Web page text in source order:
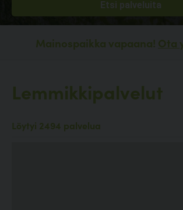
Mainospaikka vapaana! Ota
Lemmikkipalvelut
Löytyi 2494 palvelua